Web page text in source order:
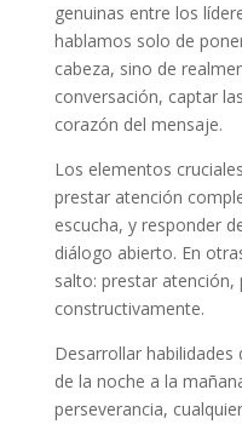
genuinas entre los
hablamos solo de
cabeza, sino de
conversación, captar
corazón del mensaje.
Los elementos
prestar atención
escucha, y responder
diálogo abierto. En
salto: prestar
constructivamente.
Desarrollar
de la noche a la
perseverancia,